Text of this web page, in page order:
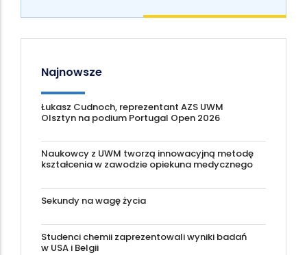
Najnowsze
Łukasz Cudnoch, reprezentant AZS UWM
Olsztyn na podium Portugal Open 2026
Naukowcy z UWM tworzą innowacyjną metodę
kształcenia w zawodzie opiekuna medycznego
Sekundy na wagę życia
Studenci chemii zaprezentowali wyniki badań
w USA i Belgii